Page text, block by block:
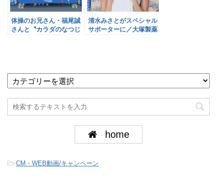
体操のお兄さん・福尾誠
さんと〝カラダのなつじ
清水みさとがスペシャル
サポーターに／大塚製薬
home
-CM・WEB動画/キャンペーン